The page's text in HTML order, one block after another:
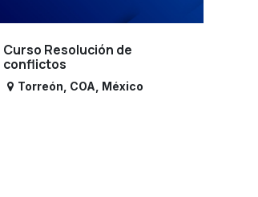
Curso Resolución de
conflictos
Torreón COA México